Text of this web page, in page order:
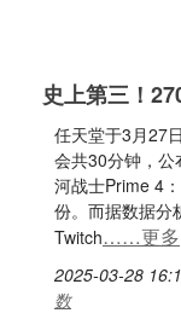
史上第三！
任天堂于3月27
会共30分钟，
河战士Prime 4
份。而据数据分
Twitch……更多
2025-03-28
数